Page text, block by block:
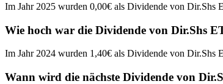
Im Jahr 2025 wurden 0,00€ als Dividende von
Wie hoch war die Dividende von Dir.Shs
Im Jahr 2024 wurden 1,40€ als Dividende von
Wann wird die nächste Dividende von